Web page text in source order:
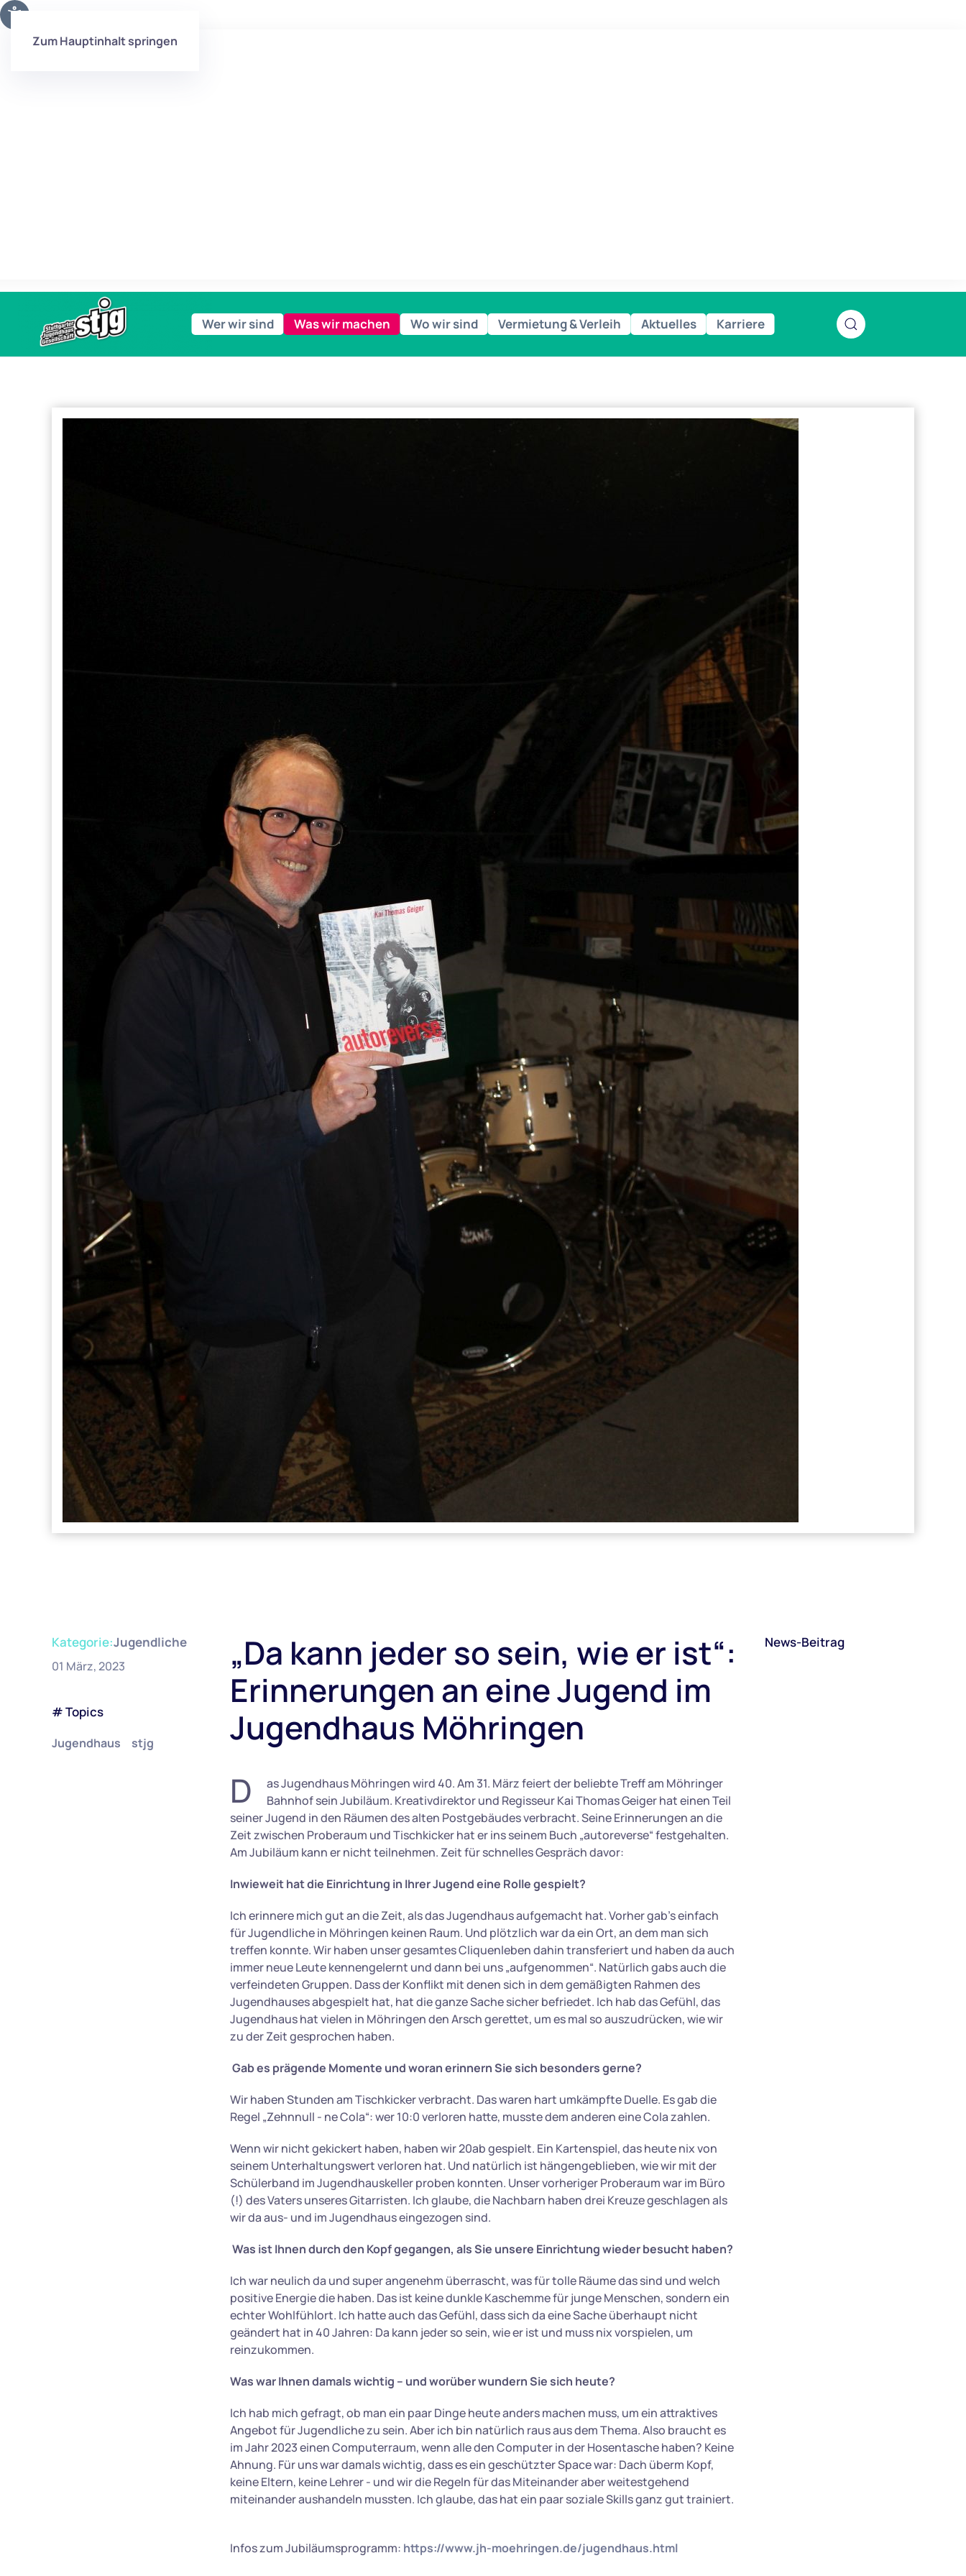
Zum Hauptinhalt springen
Wer wir sind Was wir machen Wo wir sind Vermietung & Verleih Aktuelles Karriere
Kategorie:Jugendliche
01 März, 2023
# Topics
Jugendhaus stjg
„Da kann jeder so sein, wie er ist“:
Erinnerungen an eine Jugend im
Jugendhaus Möhringen
D
as Jugendhaus Möhringen wird 40. Am 31. März feiert der beliebte Treff am Möhringer
Bahnhof sein Jubiläum. Kreativdirektor und Regisseur Kai Thomas Geiger hat einen Teil
seiner Jugend in den Räumen des alten Postgebäudes verbracht. Seine Erinnerungen an die
Zeit zwischen Proberaum und Tischkicker hat er ins seinem Buch „autoreverse“ festgehalten.
Am Jubiläum kann er nicht teilnehmen. Zeit für schnelles Gespräch davor:
Inwieweit hat die Einrichtung in Ihrer Jugend eine Rolle gespielt?
Ich erinnere mich gut an die Zeit, als das Jugendhaus aufgemacht hat. Vorher gab’s einfach
für Jugendliche in Möhringen keinen Raum. Und plötzlich war da ein Ort, an dem man sich
treffen konnte. Wir haben unser gesamtes Cliquenleben dahin transferiert und haben da auch
immer neue Leute kennengelernt und dann bei uns „aufgenommen“. Natürlich gabs auch die
verfeindeten Gruppen. Dass der Konflikt mit denen sich in dem gemäßigten Rahmen des
Jugendhauses abgespielt hat, hat die ganze Sache sicher befriedet. Ich hab das Gefühl, das
Jugendhaus hat vielen in Möhringen den Arsch gerettet, um es mal so auszudrücken, wie wir
zu der Zeit gesprochen haben.
Gab es prägende Momente und woran erinnern Sie sich besonders gerne?
Wir haben Stunden am Tischkicker verbracht. Das waren hart umkämpfte Duelle. Es gab die
Regel „Zehnnull - ne Cola“: wer 10:0 verloren hatte, musste dem anderen eine Cola zahlen.
Wenn wir nicht gekickert haben, haben wir 20ab gespielt. Ein Kartenspiel, das heute nix von
seinem Unterhaltungswert verloren hat. Und natürlich ist hängengeblieben, wie wir mit der
Schülerband im Jugendhauskeller proben konnten. Unser vorheriger Proberaum war im Büro
(!) des Vaters unseres Gitarristen. Ich glaube, die Nachbarn haben drei Kreuze geschlagen als
wir da aus- und im Jugendhaus eingezogen sind.
Was ist Ihnen durch den Kopf gegangen, als Sie unsere Einrichtung wieder besucht haben?
Ich war neulich da und super angenehm überrascht, was für tolle Räume das sind und welch
positive Energie die haben. Das ist keine dunkle Kaschemme für junge Menschen, sondern ein
echter Wohlfühlort. Ich hatte auch das Gefühl, dass sich da eine Sache überhaupt nicht
geändert hat in 40 Jahren: Da kann jeder so sein, wie er ist und muss nix vorspielen, um
reinzukommen.
Was war Ihnen damals wichtig – und worüber wundern Sie sich heute?
Ich hab mich gefragt, ob man ein paar Dinge heute anders machen muss, um ein attraktives
Angebot für Jugendliche zu sein. Aber ich bin natürlich raus aus dem Thema. Also braucht es
im Jahr 2023 einen Computerraum, wenn alle den Computer in der Hosentasche haben? Keine
Ahnung. Für uns war damals wichtig, dass es ein geschützter Space war: Dach überm Kopf,
keine Eltern, keine Lehrer - und wir die Regeln für das Miteinander aber weitestgehend
miteinander aushandeln mussten. Ich glaube, das hat ein paar soziale Skills ganz gut trainiert.
Infos zum Jubiläumsprogramm: https://www.jh-moehringen.de/jugendhaus.html
News-Beitrag